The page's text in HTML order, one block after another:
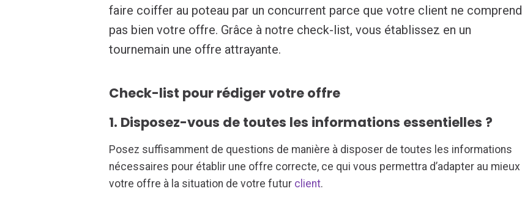
faire coiffer au poteau par un concurrent parce que votre client ne comprend
pas bien votre offre. Grâce à notre check-list, vous établissez en un
tournemain une offre attrayante.
Check-list pour rédiger votre offre
1. Disposez-vous de toutes les informations essentielles ?
Posez suffisamment de questions de manière à disposer de toutes les informations
nécessaires pour établir une offre correcte, ce qui vous permettra d’adapter au mieux
votre offre à la situation de votre futur client.